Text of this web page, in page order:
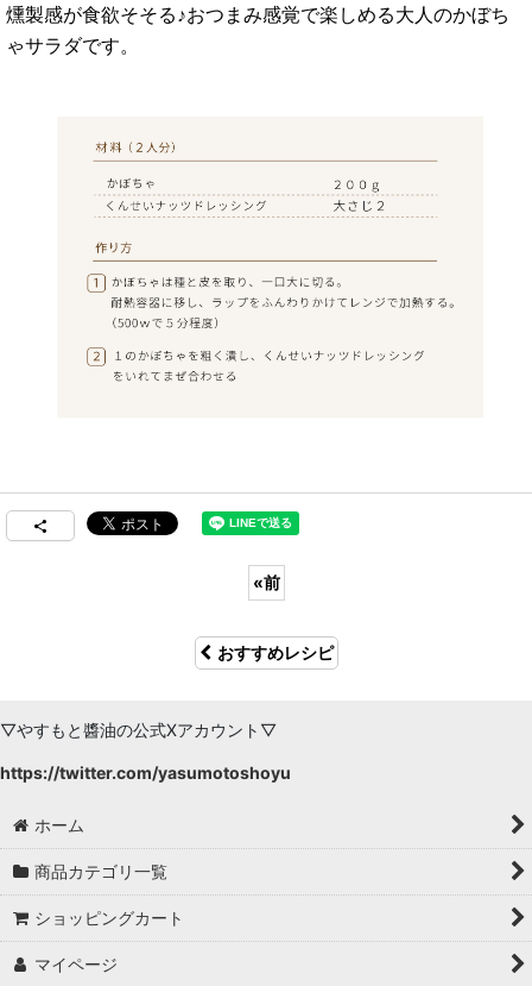
燻製感が食欲そそる♪おつまみ感覚で楽しめる大人のかぼち
ゃサラダです。
«前
おすすめレシピ
▽やすもと醬油の公式Xアカウント▽
https://twitter.com/yasumotoshoyu
ホーム
商品カテゴリ一覧
ショッピングカート
マイページ